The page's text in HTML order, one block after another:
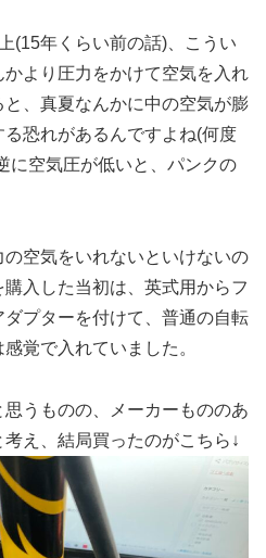
(15年くらい前の話)、こうい
より圧力をかけて空気を入れ
、真夏なんかに中の空気が膨
恐れがあるんですよね(何度
に空気圧が低いと、パンクの
空気をいれないといけないの
入した当初は、英式用からフ
プターを付けて、普通の自転
覚で入れていました。
うものの、メーカーもののあ
え、結局買ったのがこちら↓